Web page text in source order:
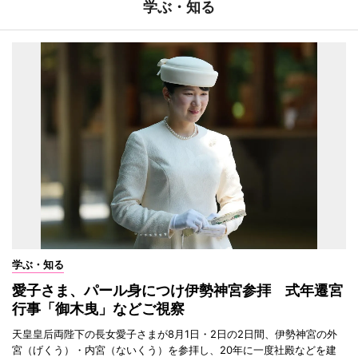
学ぶ・知る
学ぶ・知る
愛子さま、パール身につけ伊勢神宮参拝 式年遷宮
行事「御木曳」などご視察
天皇皇后両陛下の長女愛子さまが8月1日・2日の2日間、伊勢神宮の外
宮（げくう）・内宮（ないくう）を参拝し、20年に一度社殿などを建